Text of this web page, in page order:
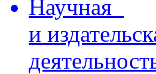
Научная
и